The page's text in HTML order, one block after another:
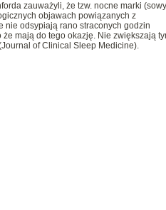
zauważyli, że tzw. nocne marki
objawach powiązanych z
nie odsypiają rano straconych godzin
mają do tego okazję. Nie zwiększają
of Clinical Sleep Medicine).